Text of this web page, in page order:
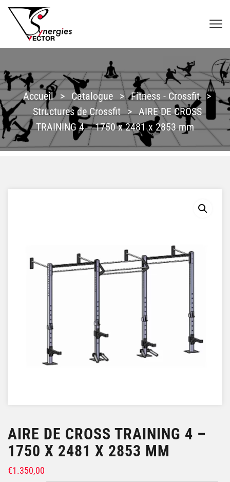
Aller au contenu
SYNERGIES VECTOR
Accueil > Catalogue > Fitness - Crossfit >
Structures de Crossfit > AIRE DE CROSS
TRAINING 4 – 1750 x 2481 x 2853 mm
AIRE DE CROSS TRAINING 4 –
1750 X 2481 X 2853 MM
€1.350,00